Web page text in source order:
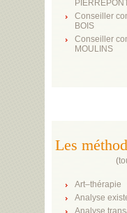
Conseiller
BOIS
Conseiller
MOULINS
Les
(
Art–thérapie
Analyse
Analyse